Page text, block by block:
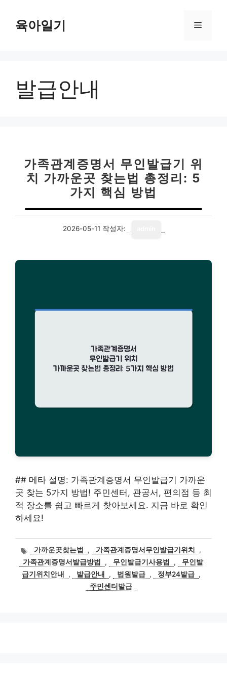
육아일기 메
발급안내
가족관계증명서 무인발급기 위
치 가까운곳 찾는법 총정리: 5
가지 핵심 방법
2026-05-11 작성자:
## 메타 설명: 가족관계증명서 무인발급기 가까운
곳 찾는 5가지 방법! 주민센터, 관공서, 편의점 등 최
적 장소를 쉽고 빠르게 찾아보세요. 지금 바로 확인
하세요!
태
그
가까운곳찾는법 , 가족관계증명서무인발급기위치
,
가족관계증명서발급방법
, 무인발급기사용법 ,
무인발
급기위치안내
, 발급안내 , 법원발급 , 정부24발급 ,
주민센터발급